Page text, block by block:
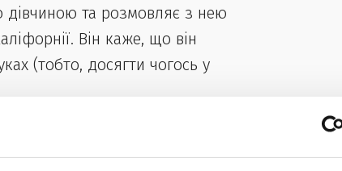
дівчиною та розмовляє з нею
Він каже, що він
(тобто, досягти чогось у